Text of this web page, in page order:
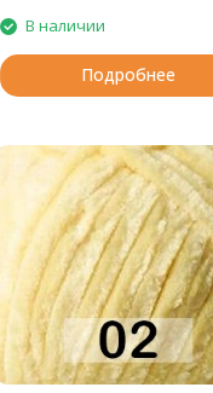
В наличии
Подробнее